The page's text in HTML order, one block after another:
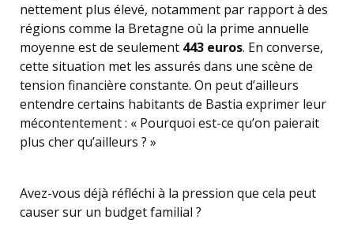
nettement plus élevé, notamment par rapport à des
régions comme la Bretagne où la prime annuelle
moyenne est de seulement 443 euros. En converse,
cette situation met les assurés dans une scène de
tension financière constante. On peut d’ailleurs
entendre certains habitants de Bastia exprimer leur
mécontentement : « Pourquoi est-ce qu’on paierait
plus cher qu’ailleurs ? »
Avez-vous déjà réfléchi à la pression que cela peut
causer sur un budget familial ?